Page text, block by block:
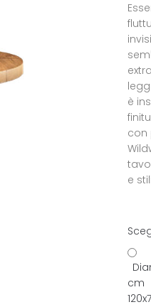
è
con
e
cm